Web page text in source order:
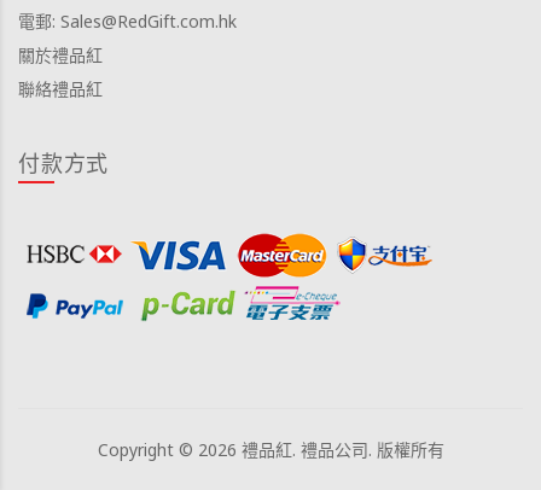
電郵: Sales@RedGift.com.hk
關於禮品紅
聯絡禮品紅
付款方式
Copyright © 2026 禮品紅. 禮品公司. 版權所有